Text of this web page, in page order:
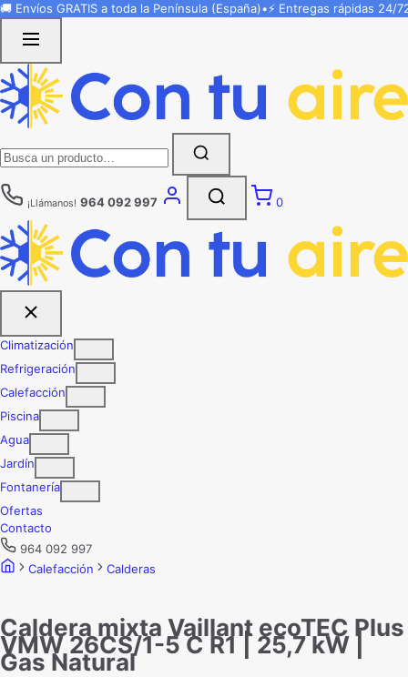
Saltar
contenido
🚚 Envíos GRATIS a toda la Península (España)•⚡ Entregas rápidas 24/
¡Llámanos! 964 092 997 0
Climatización
Refrigeración
Calefacción
Piscina
Agua
Jardín
Fontanería
Ofertas
Contacto
964 092 997
Calefacción
Calderas
Caldera mixta Vaillant ecoTEC Plus
VMW 26CS/1-5 C R1 | 25,7 kW |
Gas Natural